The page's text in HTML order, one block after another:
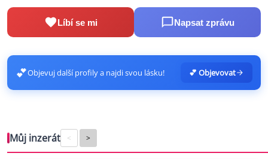
Líbí se mi Napsat zprávu
💕Objevuj další profily a najdi svou lásku! 💕 Objevovat
Můj inzerát < >